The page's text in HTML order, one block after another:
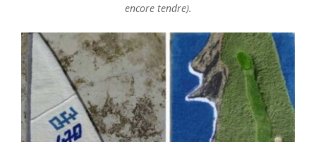
encore tendre).